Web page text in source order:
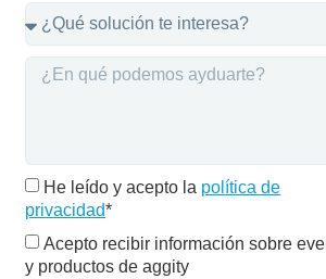
He leído y acepto la política de
privacidad*
Acepto recibir información sobre
y productos de aggity